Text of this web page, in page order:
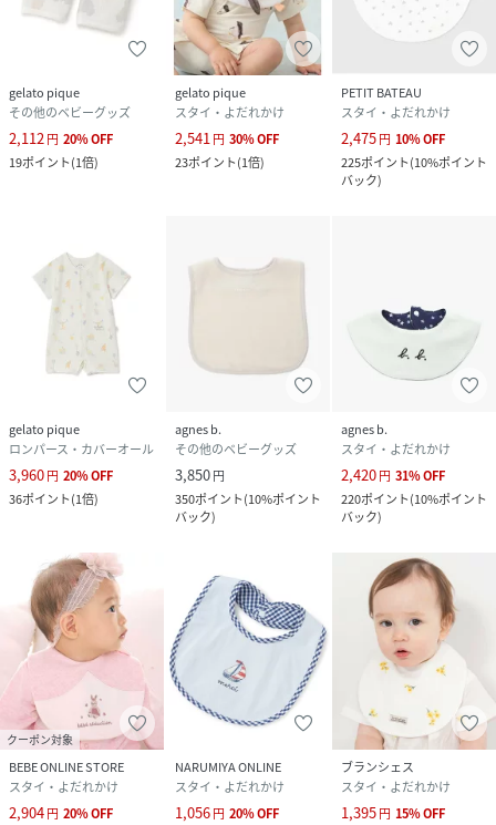
gelato pique
その他のベビーグッズ
2,112 円 20%OFF
19ポイント(1倍)
gelato pique
スタイ・よだれかけ
2,541 円 30%OFF
23ポイント(1倍)
PETIT BATEAU
スタイ・よだれかけ
2,475円 10%OFF
225ポイント(10%ポイント
バック)
gelato pique
ロンパース・カバーオール
3,960円 20%OFF
36ポイント(1倍)
agnes b.
その他のベビーグッズ
3,850円
350ポイント(10%ポイント
バック)
agnes b.
スタイ・よだれかけ
2,420円 31%OFF
220ポイント(10%ポイント
バック)
クーポン対象
BEBE ONLINE STORE
スタイ・よだれかけ
2,904円 20%OFF
NARUMIYA ONLINE
スタイ・よだれかけ
1,056円 20%OFF
ブランシェス
スタイ・よだれかけ
1,395円 15%OFF